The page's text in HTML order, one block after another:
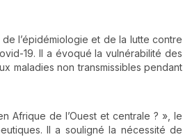
l’épidémiologie et de la lutte contre
19. Il a évoqué la vulnérabilité des
maladies non transmissibles pendant
Afrique de l’Ouest et centrale ? », le
Il a souligné la nécessité de